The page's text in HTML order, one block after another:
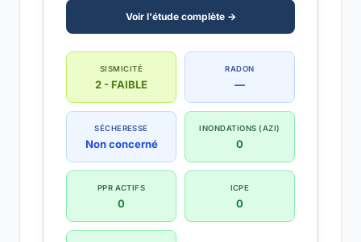
Voir l'étude complète →
SISMICITÉ
2 - FAIBLE
RADON
—
SÉCHERESSE
Non concerné
INONDATIONS (AZI)
0
PPR ACTIFS
0
ICPE
0